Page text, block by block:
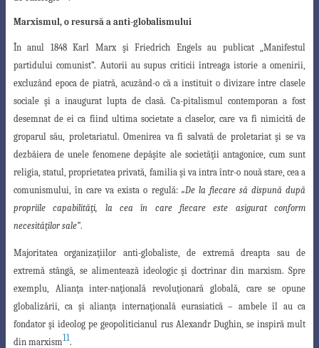
Marxismul, o resursă a anti-globalismului
În anul 1848 Karl Marx şi Friedrich Engels au publicat „Manifestul
partiduluicomunist”. Autorii au supus criticii întreaga istorie a omenirii,
excluzând epoca de piatră , acuzând-o că a instituit o divizare între clasele
sociale şi a inaugurat lupta de clasă. Ca-pitalismul contemporan a fost
desemnat de ei ca fiind ultima societate a claselor, care va fi nimicită de
groparul său, proletariatul. Omenirea va fi salvată de proletariat şi se va
dezbăiera de unele fenomene depăşite ale societăţii antagonice, cum sunt
religia, statul, proprietatea privată, familia şi va intra într-o nouă stare, cea a
comunismului, încare va exista o regulă:„De la fiecare să dispună după
propriile capabilităţi, la cea în carefiecare este asigurat conform
necesităţilor sale”.
Majoritatea organizaţiilor anti-globaliste, de extremă dreapta sau de
extremă stângă, se alimentează ideologic şi doctrinar din marxism. Spre
exemplu, Alianţa inter-naţională revoluţionară globală, care se opune
globalizării, ca şi alianţa internaţională eurasiatică – ambele îl au ca
fondator şi ideolog pe geopoliticianul rus Alexandr Dughin, se inspiră mult
din marxism11.